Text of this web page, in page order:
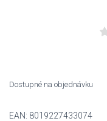
Dostupné na objednávku
EAN: 8019227433074